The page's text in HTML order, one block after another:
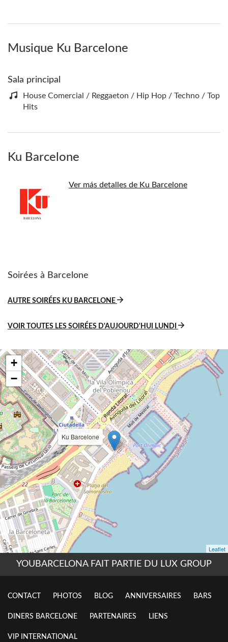
Musique Ku Barcelone
Sala principal
House Comercial / Reggaeton / Hip Hop / Techno / Top
Hits
Ku Barcelone
Ver más detalles de Ku Barcelone
Soirées à Barcelone
AUTRE SOIRÉES KU BARCELONE
VOIR TOUTES LES SOIRÉES D'AUJOURD'HUI LUNDI
YOUBARCELONA FAIT PARTIE DU LUX GROUP
CONTACT PHOTOS BLOG ANNIVERSAIRES BARS
DINERS BARCELONE PARTENAIRES LIENS
VIP INTERNATIONAL